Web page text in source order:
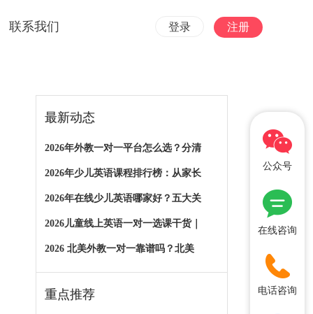
联系我们 登录 注册
最新动态
2026年外教一对一平台怎么选？分清
2026年少儿英语课程排行榜：从家长
2026年在线少儿英语哪家好？五大关
2026儿童线上英语一对一选课干货｜
2026 北美外教一对一靠谱吗？北美
重点推荐
公众号
在线咨询
电话咨询